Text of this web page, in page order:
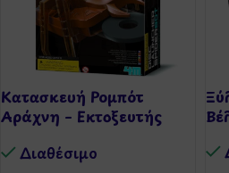
Κατασκευή Ρομπότ
Αράχνη – Εκτοξευτής
Διαθέσιμo